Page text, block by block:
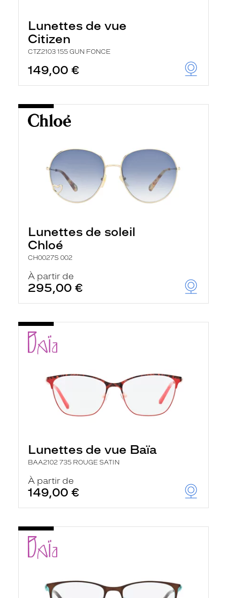
Lunettes de vue
Citizen
CTZ2103 155 GUN FONCE
149,00 €
Lunettes de soleil
Chloé
CH0027S 002
À partir de
295,00 €
Lunettes de vue Baïa
BAA2102 735 ROUGE SATIN
À partir de
149,00 €